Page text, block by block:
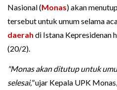
Nasional (Monas) akan
tersebut untuk umum selama
daerah di Istana Kepresidenan
(20/2).
"Monas akan ditutup untuk
selesai,"ujar Kepala UPK